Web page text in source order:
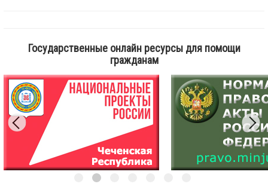
Государственные онлайн ресурсы для помощи
гражданам